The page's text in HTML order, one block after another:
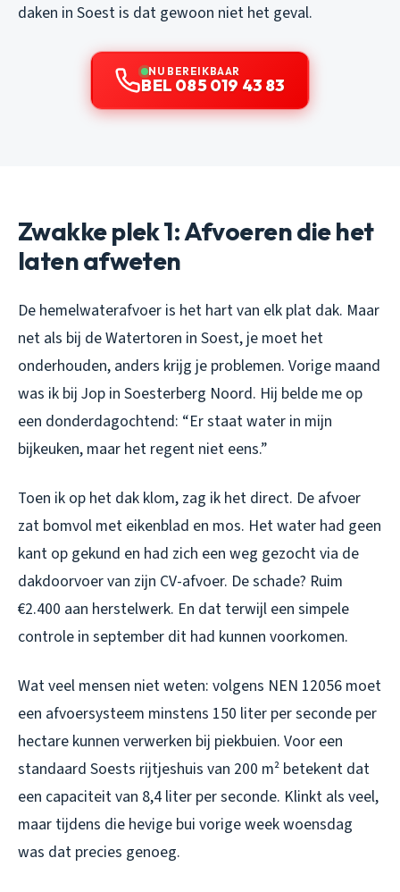
daken in Soest is dat gewoon niet het geval.
NU BEREIKBAAR
BEL 085 019 43 83
Zwakke plek 1: Afvoeren die het
laten afweten
De hemelwaterafvoer is het hart van elk plat dak. Maar
net als bij de Watertoren in Soest, je moet het
onderhouden, anders krijg je problemen. Vorige maand
was ik bij Jop in Soesterberg Noord. Hij belde me op
een donderdagochtend: “Er staat water in mijn
bijkeuken, maar het regent niet eens.”
Toen ik op het dak klom, zag ik het direct. De afvoer
zat bomvol met eikenblad en mos. Het water had geen
kant op gekund en had zich een weg gezocht via de
dakdoorvoer van zijn CV-afvoer. De schade? Ruim
€2.400 aan herstelwerk. En dat terwijl een simpele
controle in september dit had kunnen voorkomen.
Wat veel mensen niet weten: volgens NEN 12056 moet
een afvoersysteem minstens 150 liter per seconde per
hectare kunnen verwerken bij piekbuien. Voor een
standaard Soests rijtjeshuis van 200 m² betekent dat
een capaciteit van 8,4 liter per seconde. Klinkt als veel,
maar tijdens die hevige bui vorige week woensdag
was dat precies genoeg.